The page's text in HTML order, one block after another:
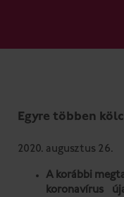
Egyre többen
2020. augusztus 26.
A korábbi
koronavírus